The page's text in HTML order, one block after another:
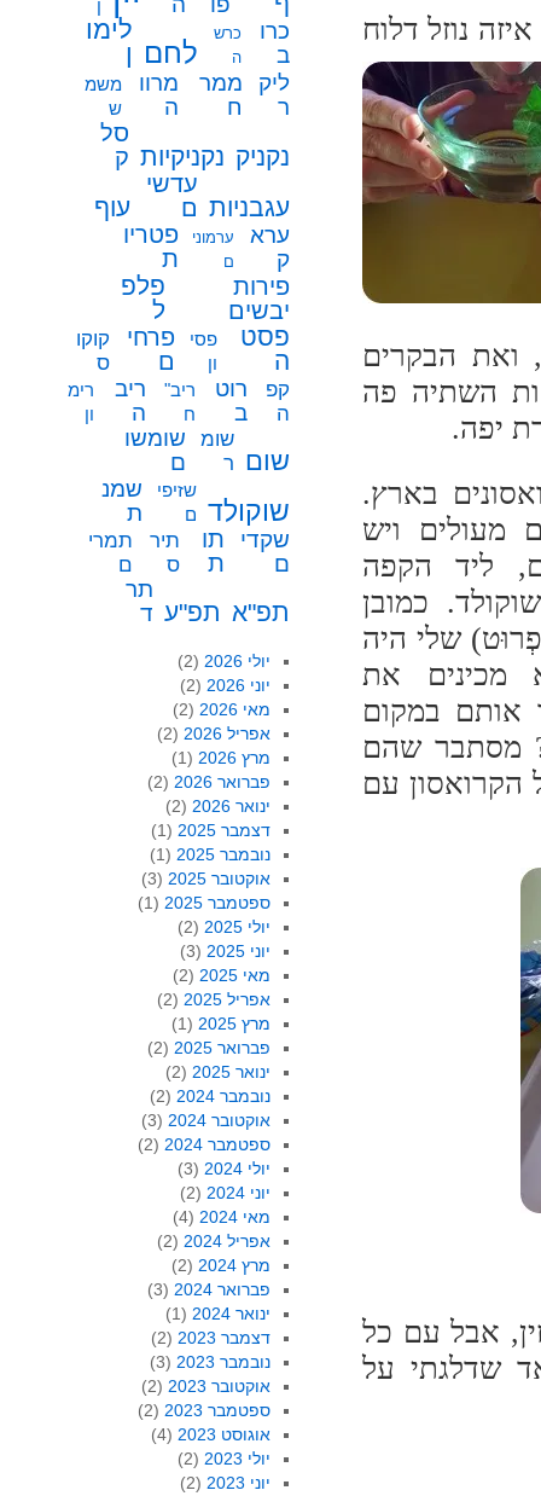
נוזל דלוח
במסלעה של ביאטריס, הייננית של יקב Dubois, ואת הבקרים
השתיה פה
יפה.
בארץ.
מעולים ויש
ליד הקפה
כמובן
שלי היה
מכינים את
אותם במקום
מסתבר שהם
עם
אבל עם כל
שדלגתי על
ן
כרו
ב
כרש
ה
לחם
לימו
ן
ליק
ר
ממר
ח
מרוו
ה
משמ
ש
נקניק נקניקיות
סל
ק
עגבניות
עדשי
ם
עוף
ערא
ק
ערמוני
ם
פטריו
ת
פירות
יבשים
פלפ
ל
פסט
ה
פסי
ון
פרחי
ם
קוקו
ס
קפ
ה
רוט
ב
ריב"
ח
ריב
ה
רימ
ון
שום
שומ
ר
שומשו
ם
שוקולד
שזיפי
ם
שמנ
ת
שקדי
ם
תו
ת
תיר
ס
תמרי
ם
תפ"א תפ"ע
תר
ד
יולי 2026
(2)
יוני 2026
(2)
מאי 2026
(2)
אפריל 2026
(2)
מרץ 2026
(1)
פברואר 2026
(2)
ינואר 2026
(2)
דצמבר 2025
(1)
נובמבר 2025
(1)
אוקטובר 2025
(3)
ספטמבר 2025
(1)
יולי 2025
(2)
יוני 2025
(3)
מאי 2025
(2)
אפריל 2025
(2)
מרץ 2025
(1)
פברואר 2025
(2)
ינואר 2025
(2)
נובמבר 2024
(2)
אוקטובר 2024
(3)
ספטמבר 2024
(2)
יולי 2024
(3)
יוני 2024
(2)
מאי 2024
(4)
אפריל 2024
(2)
מרץ 2024
(2)
פברואר 2024
(3)
ינואר 2024
(1)
דצמבר 2023
(2)
נובמבר 2023
(3)
אוקטובר 2023
(2)
ספטמבר 2023
(2)
אוגוסט 2023
(4)
יולי 2023
(2)
יוני 2023
(2)